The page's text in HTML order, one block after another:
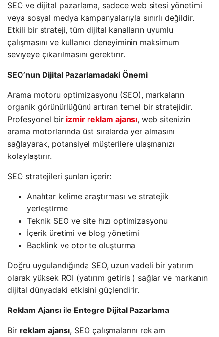
SEO ve dijital pazarlama, sadece web sitesi yönetimi
veya sosyal medya kampanyalarıyla sınırlı değildir.
Etkili bir strateji, tüm dijital kanalların uyumlu
çalışmasını ve kullanıcı deneyiminin maksimum
seviyeye çıkarılmasını gerektirir.
SEO’nun Dijital Pazarlamadaki Önemi
Arama motoru optimizasyonu (SEO), markaların
organik görünürlüğünü artıran temel bir stratejidir.
Profesyonel bir izmir reklam ajansı, web sitenizin
arama motorlarında üst sıralarda yer almasını
sağlayarak, potansiyel müşterilere ulaşmanızı
kolaylaştırır.
SEO stratejileri şunları içerir:
Anahtar kelime araştırması ve stratejik
yerleştirme
Teknik SEO ve site hızı optimizasyonu
İçerik üretimi ve blog yönetimi
Backlink ve otorite oluşturma
Doğru uygulandığında SEO, uzun vadeli bir yatırım
olarak yüksek ROI (yatırım getirisi) sağlar ve markanın
dijital dünyadaki etkisini güçlendirir.
Reklam Ajansı ile Entegre Dijital Pazarlama
Bir reklam ajansı, SEO çalışmalarını reklam